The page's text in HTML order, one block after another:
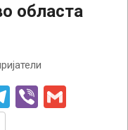
областа
Telegram
Viber